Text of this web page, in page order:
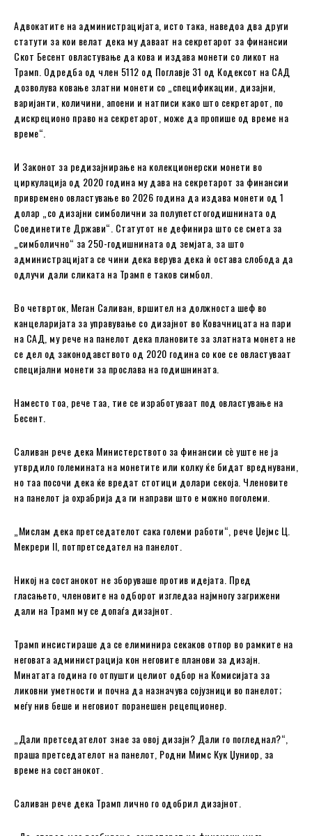
Адвокатите на администрацијата, исто така, наведоа два други
статути за кои велат дека му даваат на секретарот за финансии
Скот Бесент овластување да кова и издава монети со ликот на
Трамп. Одредба од член 5112 од Поглавје 31 од Кодексот на САД
дозволува ковање златни монети со „спецификации, дизајни,
варијанти, количини, апоени и натписи како што секретарот, по
дискреционо право на секретарот, може да пропише од време на
време“.
И Законот за редизајнирање на колекционерски монети во
циркулација од 2020 година му дава на секретарот за финансии
привремено овластување во 2026 година да издава монети од 1
долар „со дизајни симболични за полупетстогодишнината од
Соединетите Држави“. Статутот не дефинира што се смета за
„симболично“ за 250-годишнината од земјата, за што
администрацијата се чини дека верува дека ѝ остава слобода да
одлучи дали сликата на Трамп е таков симбол.
Во четврток, Меган Саливан, вршител на должноста шеф во
канцеларијата за управување со дизајнот во Ковачницата на пари
на САД, му рече на панелот дека плановите за златната монета не
се дел од законодавството од 2020 година со кое се овластуваат
специјални монети за прослава на годишнината.
Наместо тоа, рече таа, тие се изработуваат под овластување на
Бесент.
Саливан рече дека Министерството за финансии сè уште не ја
утврдило големината на монетите или колку ќе бидат вреднувани,
но таа посочи дека ќе вредат стотици долари секоја. Членовите
на панелот ја охрабрија да ги направи што е можно поголеми.
„Мислам дека претседателот сака големи работи“, рече Џејмс Ц.
Мекрери II, потпретседател на панелот.
Никој на состанокот не зборуваше против идејата. Пред
гласањето, членовите на одборот изгледаа најмногу загрижени
дали на Трамп му се допаѓа дизајнот.
Трамп инсистираше да се елиминира секаков отпор во рамките на
неговата администрација кон неговите планови за дизајн.
Минатата година го отпушти целиот одбор на Комисијата за
ликовни уметности и почна да назначува сојузници во панелот;
меѓу нив беше и неговиот поранешен рецепционер.
„Дали претседателот знае за овој дизајн? Дали го погледнал?“,
праша претседателот на панелот, Родни Мимс Кук Џуниор, за
време на состанокот.
Саливан рече дека Трамп лично го одобрил дизајнот.